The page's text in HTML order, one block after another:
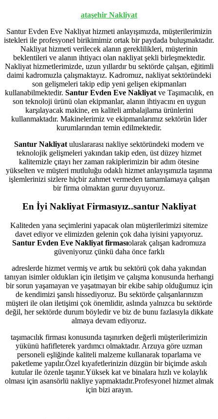
ataşehir Nakliyat
Santur Evden Eve Nakliyat hizmeti anlayışımızda, müşterilerimizin
istekleri ile profesyonel birikimimiz ortak bir paydada buluşmaktadır.
Nakliyat hizmeti verilecek alanın gereklilikleri, müşterinin
beklentileri ve alanın ihtiyacı olan nakliyat şekli birleşmektedir.
Nakliyat hizmetlerimizde, uzun yıllardır bu sektörde çalışan, eğitimli
daimi kadromuzla çalışmaktayız. Kadromuz, nakliyat sektöründeki
son gelişmeleri takip edip yeni gelişen ekipmanları
kullanabilmektedir. Santur Evden Eve Nakliyatve Taşımacılık, en
son teknoloji ürünü olan ekipmanlar, alanın ihtiyacını en uygun
karşılayacak makine, en kaliteli ambalajlama ürünlerini
kullanmaktadır. Makinelerimiz ve ekipmanlarımız sektörün lider
kurumlarından temin edilmektedir.
Santur Nakliyat uluslararası nakliye sektöründeki modern ve
teknolojik gelişmeleri yakından takip eden, üst düzey hizmet
kalitemizle çıtayı her zaman rakiplerimizin bir adım ötesine
yükselten ve müşteri mutluluğu odaklı hizmet anlayışımızla taşınma
işlemlerinizi sizlere hiçbir zahmet vermeden tamamlamaya çalışan
bir firma olmaktan gurur duyuyoruz.
En İyi Nakliyat Firmasıyız..santur Nakliyat
Kaliteden yana seçimlerini yapacak olan müşterilerimizi sitemize
davet ediyor ve elimizden gelenin çok daha iyisini yapıyoruz.
Santur Evden Eve Nakliyat firmasıolarak çalışan kadromuza
güveniyoruz çünkü daha önce farklı
adreslerde hizmet vermiş ve artık bu sektörü çok daha yakından
tanıyan isimler oldukları için iletişim ve çalışma konusunda herhangi
bir sorun yaşamayan ve yaşatmayan bir ekibe sahip olduğumuz için
de kendimizi şanslı hissediyoruz. Bu sektörde çalışanlarınızın
müşteri ile olan iletişimi çok önemlidir, aslında yalnızca bu sektörde
değil, her sektörde durum böyledir ve biz de bunu fazlasıyla dikkate
almaya devam ediyoruz.
taşımacılık firması konusunda taşınırken değerli müşterilerimizin
yükünü hafifleterek yardımcı olmaktadır. Arzuya göre uzman
personeli eşliğinde kaliteli malzeme kullanarak toparlama ve
paketleme yapılır.Özel kıyafetlerinizin düzgün bir biçimde askılı
kutular ile özenle taşınır.Yüksek kat ve binalara hızlı ve kolaylık
olması için asansörlü nakliye yapmaktadır.Profesyonel hizmet almak
için bizi arayın.